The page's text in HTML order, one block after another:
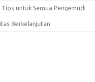
untuk Semua Pengemudi
Berkelanjutan